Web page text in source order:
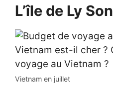
L’île de Ly Son
Vietnam en juillet